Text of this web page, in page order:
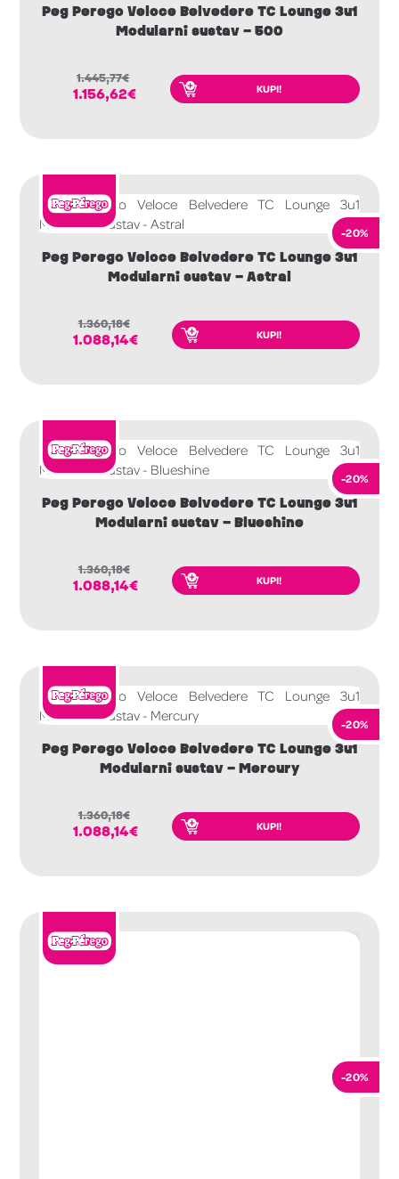
Peg Perego Veloce Belvedere TC Lounge 3u1
Modularni sustav – 500
1.445,77€
1.156,62€ KUPI!
-20%
Peg Perego Veloce Belvedere TC Lounge 3u1
Modularni sustav – Astral
1.360,18€
1.088,14€ KUPI!
-20%
Peg Perego Veloce Belvedere TC Lounge 3u1
Modularni sustav – Blueshine
1.360,18€
1.088,14€ KUPI!
-20%
Peg Perego Veloce Belvedere TC Lounge 3u1
Modularni sustav – Mercury
1.360,18€
1.088,14€ KUPI!
-20%